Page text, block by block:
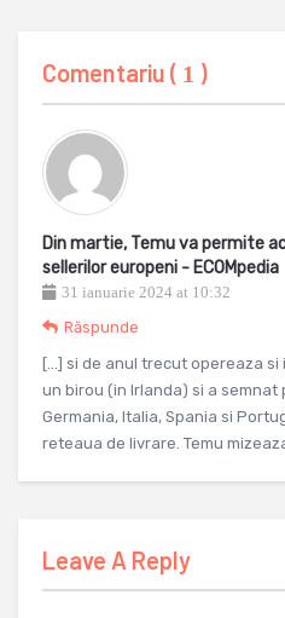
Comentariu ( 1 )
Din martie, Temu va permite
sellerilor europeni - ECOMpedia
31 ianuarie 2024 at 10:32
Răspunde
[…] si de anul trecut opereaza si
un birou (in Irlanda) si a
Germania, Italia, Spania si
reteaua de livrare. Temu
Leave A Reply